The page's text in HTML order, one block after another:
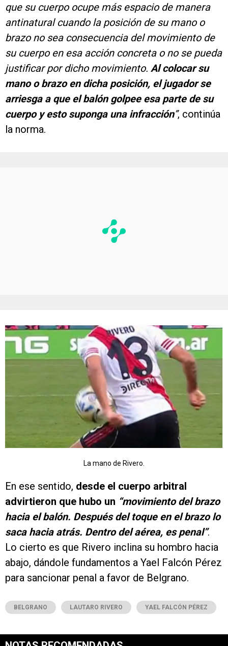
que su cuerpo ocupe más espacio de manera
antinatural cuando la posición de su mano o
brazo no sea consecuencia del movimiento de
su cuerpo en esa acción concreta o no se pueda
justificar por dicho movimiento. Al colocar su
mano o brazo en dicha posición, el jugador se
arriesga a que el balón golpee esa parte de su
cuerpo y esto suponga una infracción”, continúa
la norma.
La mano de Rivero.
En ese sentido, desde el cuerpo arbitral
advirtieron que hubo un “movimiento del brazo
hacia el balón. Después del toque en el brazo lo
saca hacia atrás. Dentro del aérea, es penal”.
Lo cierto es que Rivero inclina su hombro hacia
abajo, dándole fundamentos a Yael Falcón Pérez
para sancionar penal a favor de Belgrano.
BELGRANO LAUTARO RIVERO YAEL FALCÓN PÉREZ